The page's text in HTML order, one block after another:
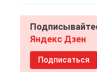
Яндекс Дзен
Подписаться